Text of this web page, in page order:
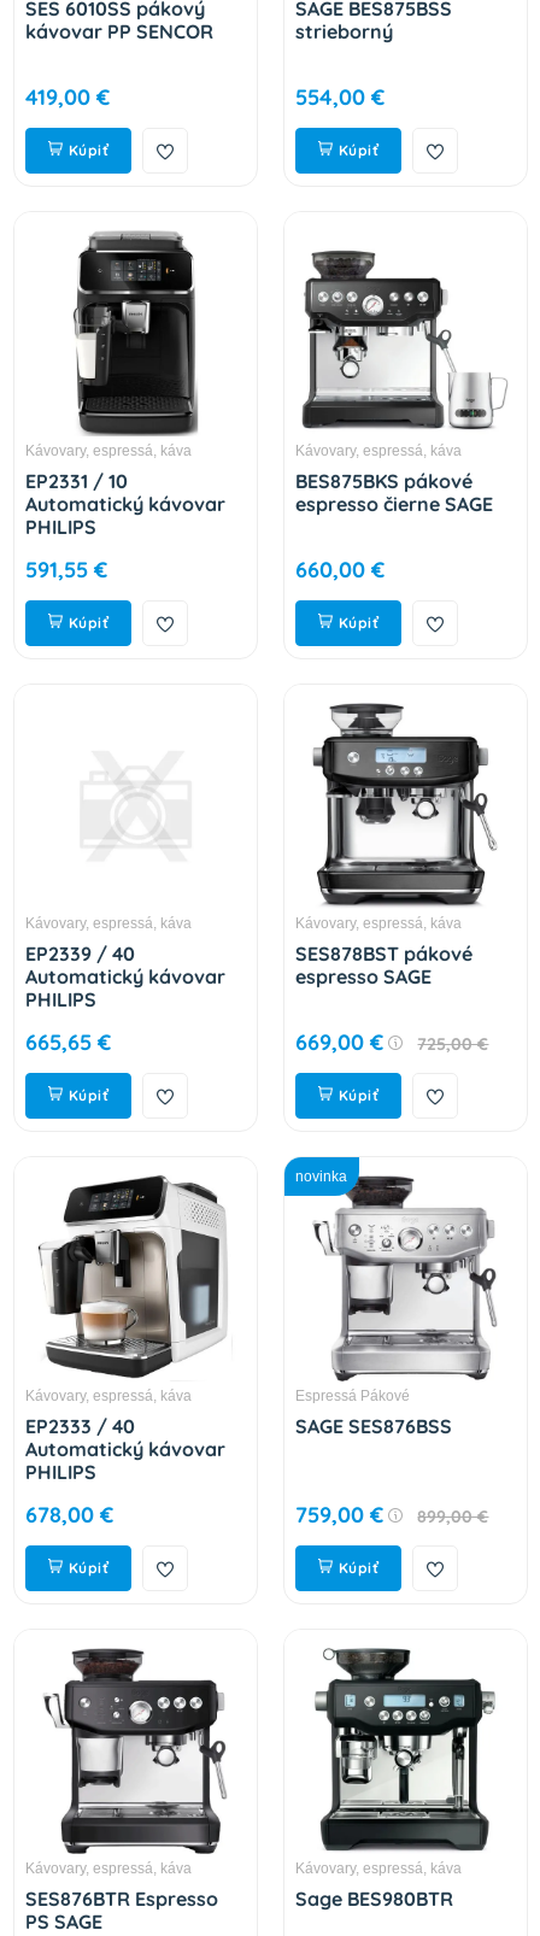
SES 6010SS pákový
kávovar PP SENCOR
419,00 €
Kúpiť
SAGE BES875BSS
strieborný
554,00 €
Kúpiť
Kávovary, espressá, káva
EP2331 / 10
Automatický kávovar
PHILIPS
591,55 €
Kúpiť
Kávovary, espressá, káva
BES875BKS pákové
espresso čierne SAGE
660,00 €
Kúpiť
Kávovary, espressá, káva
EP2339 / 40
Automatický kávovar
PHILIPS
665,65 €
Kúpiť
Kávovary, espressá, káva
SES878BST pákové
espresso SAGE
669,00 € 725,00 €
Kúpiť
Kávovary, espressá, káva
EP2333 / 40
Automatický kávovar
PHILIPS
678,00 €
Kúpiť
novinka
Espressá Pákové
SAGE SES876BSS
759,00 € 899,00 €
Kúpiť
Kávovary, espressá, káva
SES876BTR Espresso
PS SAGE
Kávovary, espressá, káva
Sage BES980BTR